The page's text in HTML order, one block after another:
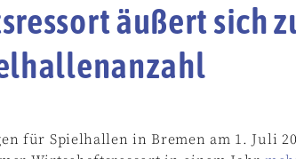
äußert sich
für Spielhallen in Bremen am 1. Juli